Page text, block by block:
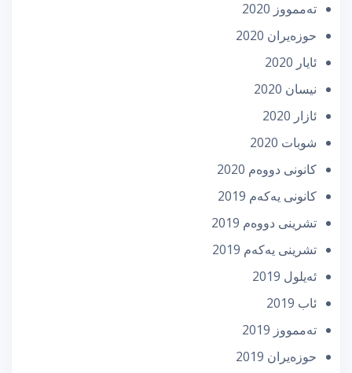
تەممووز 2020
حوزه‌یران 2020
ئایار 2020
نیسان 2020
ئازار 2020
شوبات 2020
كانونی دووه‌م 2020
كانونی یه‌كه‌م 2019
تشرینی دووه‌م 2019
تشرینی یه‌كه‌م 2019
ئه‌یلول 2019
ئاب 2019
تەممووز 2019
حوزه‌یران 2019